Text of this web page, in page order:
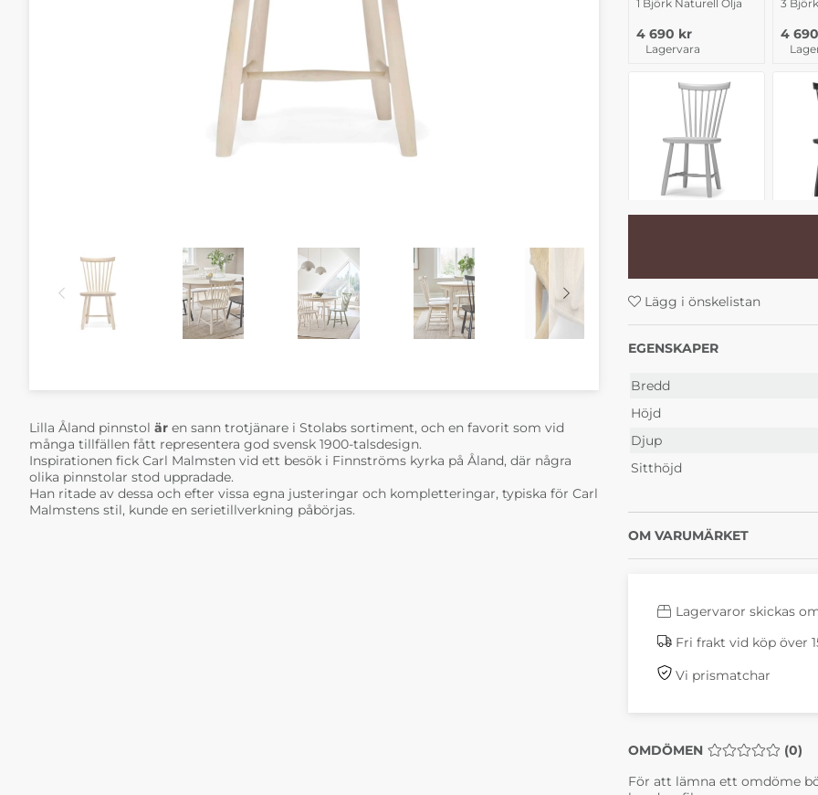
Lilla Åland pinnstol är en sann trotjänare i Stolabs sortiment, och en favorit som vid
många tillfällen fått representera god svensk 1900-talsdesign.
Inspirationen fick Carl Malmsten vid ett besök i Finnströms kyrka på Åland, där några
olika pinnstolar stod uppradade.
Han ritade av dessa och efter vissa egna justeringar och kompletteringar, typiska för Carl
Malmstens stil, kunde en serietillverkning påbörjas.
1 Björk Naturell Olja
4 690 kr
Lagervara
3
4
27 Malva
4 690 kr
Lägg i önskelistan
EGENSKAPER
Bredd
Höjd
Djup
Sitthöjd
OM VARUMÄRKET
Lagervaror skickas
Fri frakt vid köp över
Vi prismatchar
OMDÖMEN MEDELBETYG 0
(0)
För att lämna ett omdöme